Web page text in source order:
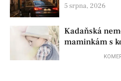
policisty
5 srpna, 2026
Kadaňská
maminkám s
už před